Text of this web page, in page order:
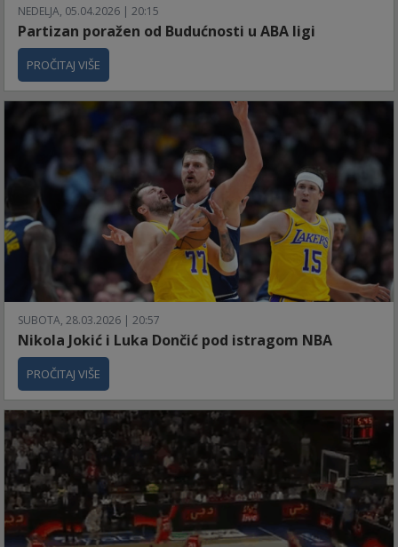
NEDELJA, 05.04.2026 | 20:15
Partizan poražen od Budućnosti u ABA ligi
PROČITAJ VIŠE
SUBOTA, 28.03.2026 | 20:57
Nikola Jokić i Luka Dončić pod istragom NBA
PROČITAJ VIŠE